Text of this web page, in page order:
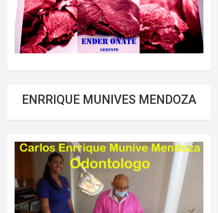
ENRRIQUE MUNIVES MENDOZA